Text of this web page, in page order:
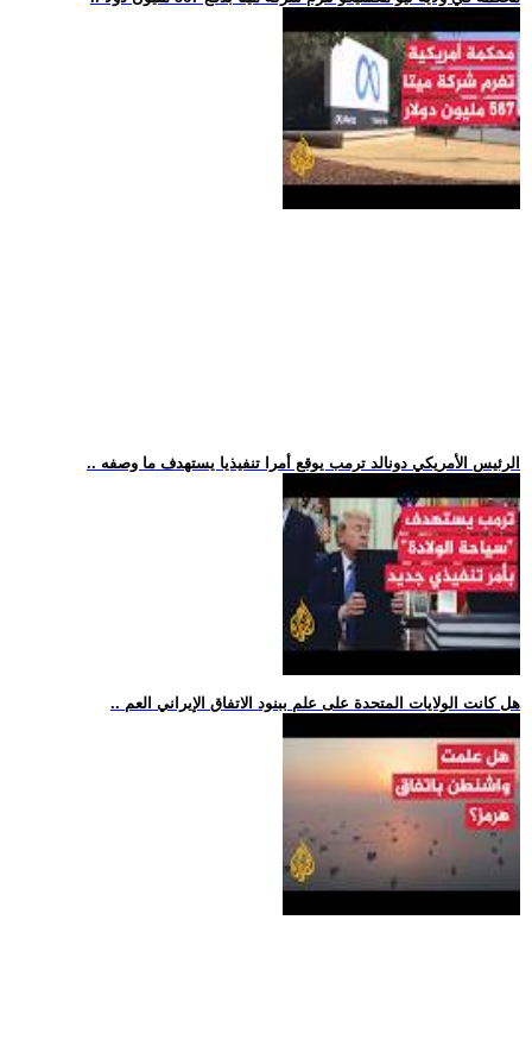
.. الرئيس الأمريكي دونالد ترمب يوقع أمرا تنفيذيا يستهدف ما وصفه
.. هل كانت الولايات المتحدة على علم ببنود الاتفاق الإيراني العم